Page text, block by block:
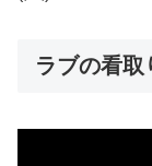
ラブの看取